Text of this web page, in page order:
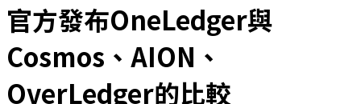
官方發布OneLedger與
Cosmos、AION、
OverLedger的比較